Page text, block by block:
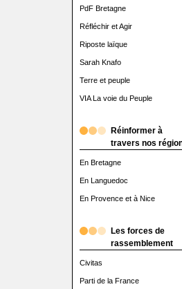
PdF Bretagne
Réfléchir et Agir
Riposte laïque
Sarah Knafo
Terre et peuple
VIA La voie du Peuple
Réinformer à
travers nos
En Bretagne
En Languedoc
En Provence et à Nice
Les forces de
rassemblement
Civitas
Parti de la France